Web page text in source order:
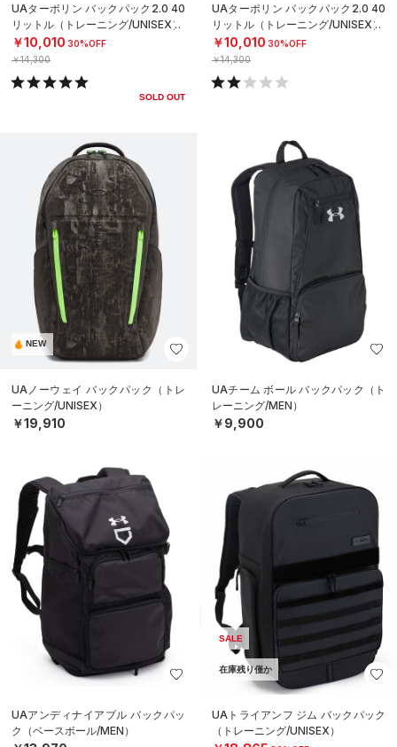
UAターポリン バックパック2.0 40
リットル（トレーニング/UNISEX）
￥10,010 30%OFF
￥14,300
SOLD OUT
UAターポリン バックパック2.0 40
リットル（トレーニング/UNISEX）
￥10,010 30%OFF
￥14,300
NEW
UAノーウェイ バックパック（トレ
ーニング/UNISEX）
￥19,910
UAチーム ボール バックパック（ト
レーニング/MEN）
￥9,900
UAアンディナイアブル バックパッ
ク（ベースボール/MEN）
SALE
在庫残り僅か
UAトライアンフ ジム バックパック
（トレーニング/UNISEX）